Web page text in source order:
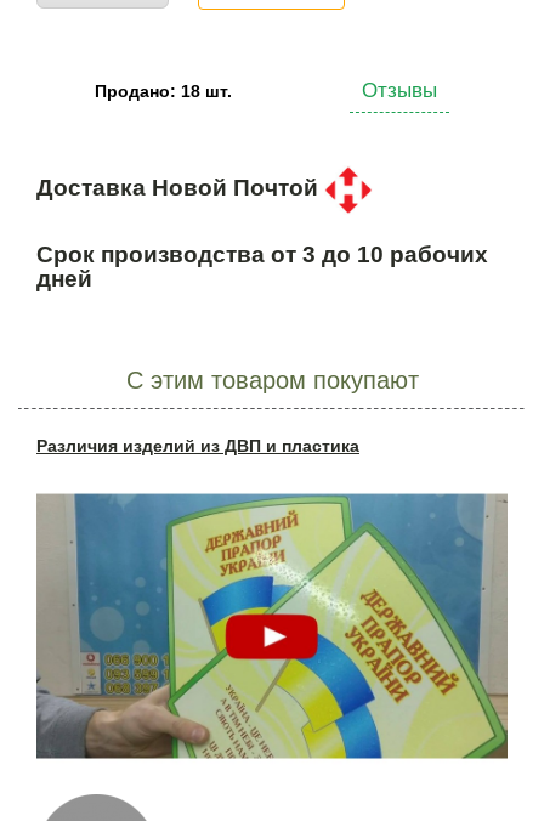
Продано: 18 шт. Отзывы
Доставка Новой Почтой
Срок производства от 3 до 10 рабочих
дней
С этим товаром покупают
Различия изделий из ДВП и пластика